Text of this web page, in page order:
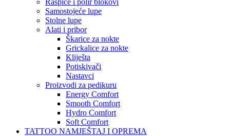
Rašpice i polir blokovi
Samostojeće lupe
Stolne lupe
Alati i pribor
Škarice za nokte
Grickalice za nokte
Kliješta
Potiskivači
Nastavci
Proizvodi za pedikuru
Energy Comfort
Smooth Comfort
Hydro Comfort
Soft Comfort
TATTOO NAMJEŠTAJ I OPREMA